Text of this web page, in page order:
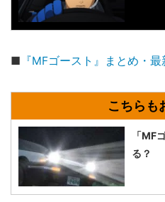
■ 『MFゴースト』まとめ・
「MF
る？